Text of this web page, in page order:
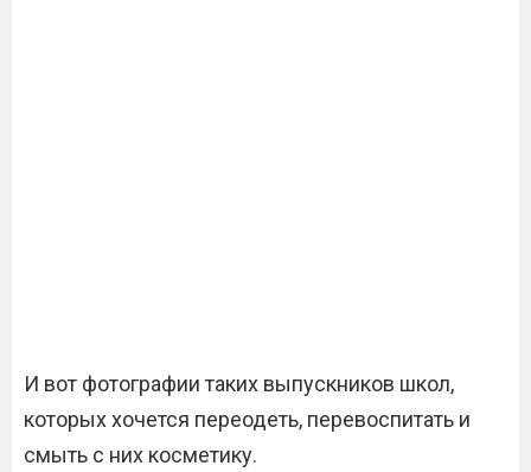
И вот фотографии таких выпускников школ,
которых хочется переодеть, перевоспитать и
смыть с них косметику.